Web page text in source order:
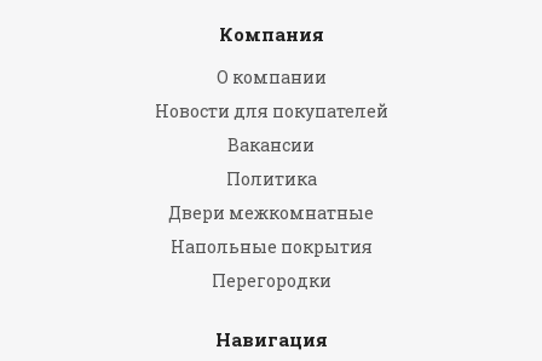
Компания
О компании
Новости для покупателей
Вакансии
Политика
Двери межкомнатные
Напольные покрытия
Перегородки
Навигация